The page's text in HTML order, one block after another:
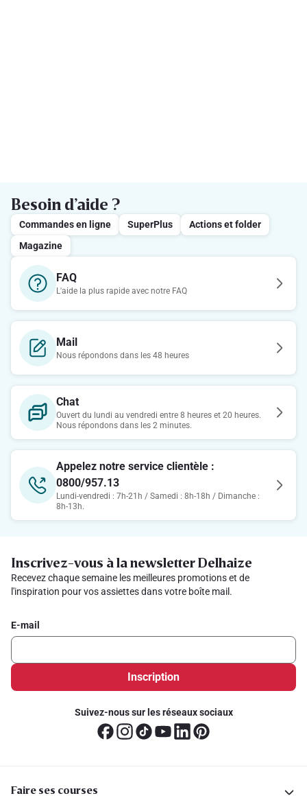
Besoin d’aide ?
Commandes en ligne SuperPlus
Actions et folder
Magazine
FAQ
L'aide la plus rapide avec notre FAQ
Mail
Nous répondons dans les 48 heures
Chat
Ouvert du lundi au vendredi entre 8 heures et 20 heures.
Nous répondons dans les 2 minutes.
Appelez notre service clientèle :
0800/957.13
Lundi-vendredi : 7h-21h / Samedi : 8h-18h / Dimanche :
8h-13h.
Inscrivez-vous à la newsletter Delhaize
Recevez chaque semaine les meilleures promotions et de
l'inspiration pour vos assiettes dans votre boîte mail.
E-mail
Inscription
Suivez-nous sur les réseaux sociaux
Faire ses courses